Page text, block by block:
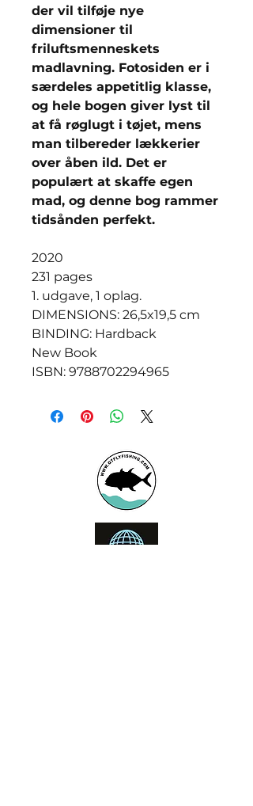
der vil tilføje nye
dimensioner til
friluftsmenneskets
madlavning. Fotosiden er i
særdeles appetitlig klasse,
og hele bogen giver lyst til
at få røglugt i tøjet, mens
man tilbereder lækkerier
over åben ild. Det er
populært at skaffe egen
mad, og denne bog rammer
tidsånden perfekt.
2020
231 pages
1. udgave, 1 oplag.
DIMENSIONS: 26,5x19,5 cm
BINDING: Hardback
New Book
ISBN: 9788702294965